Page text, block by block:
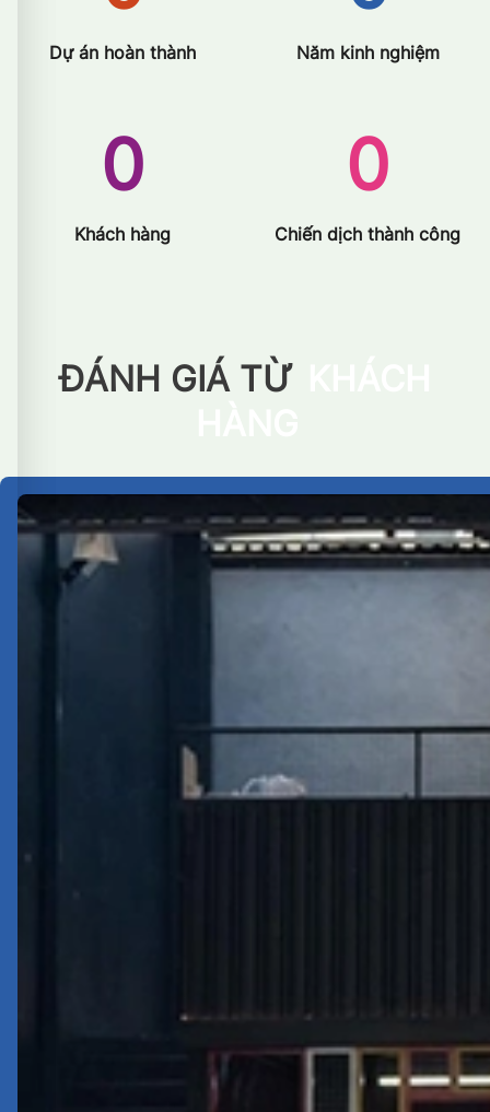
Dự án hoàn thành Năm kinh nghiệm
0
Khách hàng
0
Chiến dịch thành công
ĐÁNH GIÁ TỪ